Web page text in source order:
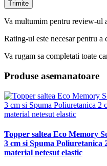
Va multumim pentru review-ul
Rating-ul este necesar pentru a
Va rugam sa completati toate
Produse asemanatoare
Topper saltea Eco Memory
3 cm si Spuma Poliuretanica
material netesut elastic